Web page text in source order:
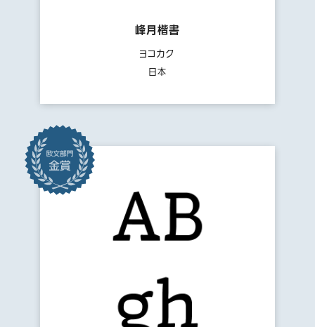
峰月楷書
ヨコカク
日本